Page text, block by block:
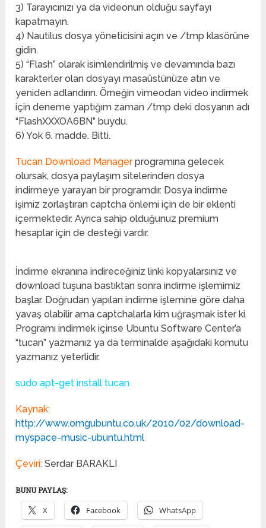
3) Tarayıcınızı ya da videonun olduğu sayfayı
kapatmayın.
4) Nautilus dosya yöneticisini açın ve /tmp klasörüne
gidin.
5) “Flash” olarak isimlendirilmiş ve devamında bazı
karakterler olan dosyayı masaüstünüze atın ve
yeniden adlandırın. Örneğin vimeodan video indirmek
için deneme yaptığım zaman /tmp deki dosyanın adı
“FlashXXXOA6BN” buydu.
6) Yok 6. madde. Bitti.
Tucan Download Managerprogramına gelecek
olursak, dosya paylaşım sitelerinden dosya
indirmeye yarayan bir programdır. Dosya indirme
işimiz zorlaştıran captcha önlemi için de bir eklenti
içermektedir. Ayrıca sahip olduğunuz premium
hesaplar için de desteği vardır.
İndirme ekranına indireceğiniz linki kopyalarsınız ve
download tuşuna bastıktan sonra indirme işlemimiz
başlar. Doğrudan yapılan indirme işlemine göre daha
yavaş olabilir ama captchalarla kim uğraşmak ister ki.
Programı indirmek içinse Ubuntu Software Center’a
“tucan” yazmanız ya da terminalde aşağıdaki komutu
yazmanız yeterlidir.
sudo apt-get install tucan
Kaynak:
http://www.omgubuntu.co.uk/2010/02/download-
myspace-music-ubuntu.html
Çeviri:Serdar BARAKLI
BUNU PAYLAŞ:
X Facebook WhatsApp